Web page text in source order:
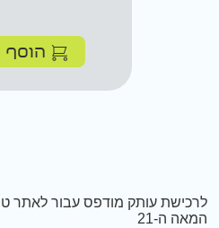
לרכישת עותק מודפס עבור לאתר
המאה ה-21